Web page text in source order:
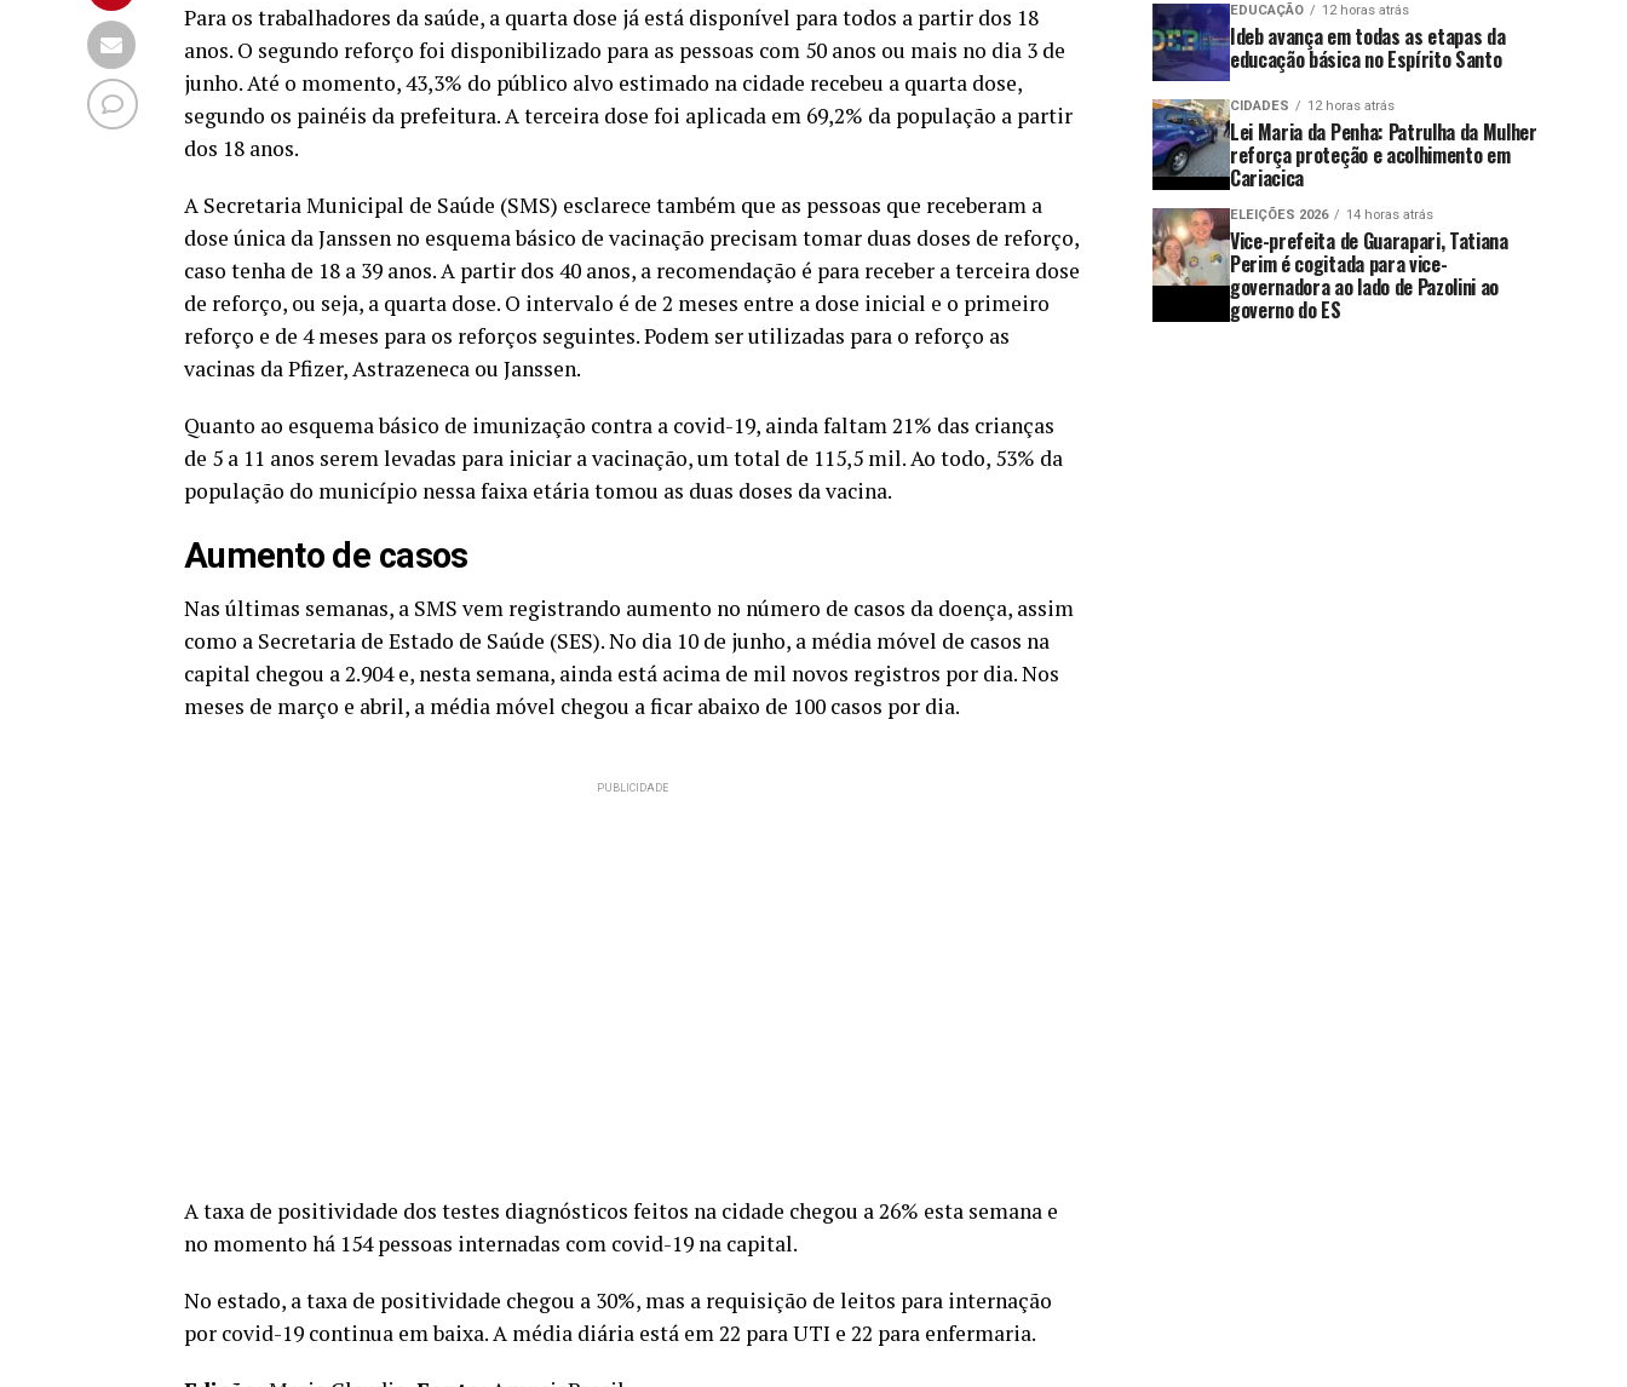
Para os trabalhadores da saúde, a quarta dose já está disponível para todos a partir dos 18
anos. O segundo reforço foi disponibilizado para as pessoas com 50 anos ou mais no dia 3 de
junho. Até o momento, 43,3% do público alvo estimado na cidade recebeu a quarta dose,
segundo os painéis da prefeitura. A terceira dose foi aplicada em 69,2% da população a partir
dos 18 anos.
A Secretaria Municipal de Saúde (SMS) esclarece também que as pessoas que receberam a
dose única da Janssen no esquema básico de vacinação precisam tomar duas doses de reforço,
caso tenha de 18 a 39 anos. A partir dos 40 anos, a recomendação é para receber a terceira dose
de reforço, ou seja, a quarta dose. O intervalo é de 2 meses entre a dose inicial e o primeiro
reforço e de 4 meses para os reforços seguintes. Podem ser utilizadas para o reforço as
vacinas da Pfizer, Astrazeneca ou Janssen.
Quanto ao esquema básico de imunização contra a covid-19, ainda faltam 21% das crianças
de 5 a 11 anos serem levadas para iniciar a vacinação, um total de 115,5 mil. Ao todo, 53% da
população do município nessa faixa etária tomou as duas doses da vacina.
Aumento de casos
Nas últimas semanas, a SMS vem registrando aumento no número de casos da doença, assim
como a Secretaria de Estado de Saúde (SES). No dia 10 de junho, a média móvel de casos na
capital chegou a 2.904 e, nesta semana, ainda está acima de mil novos registros por dia. Nos
meses de março e abril, a média móvel chegou a ficar abaixo de 100 casos por dia.
A taxa de positividade dos testes diagnósticos feitos na cidade chegou a 26% esta semana e
no momento há 154 pessoas internadas com covid-19 na capital.
No estado, a taxa de positividade chegou a 30%, mas a requisição de leitos para internação
por covid-19 continua em baixa. A média diária está em 22 para UTI e 22 para enfermaria.
EDUCAÇÃO 12 horas atrás
Ideb avança em todas as etapas da
educação básica no Espírito Santo
CIDADES 12 horas atrás
Lei Maria da Penha: Patrulha da Mulher
reforça proteção e acolhimento em
Cariacica
ELEIÇÕES 2026 14 horas atrás
Vice-prefeita de Guarapari, Tatiana
Perim é cogitada para vice-
governadora ao lado de Pazolini ao
governo do ES